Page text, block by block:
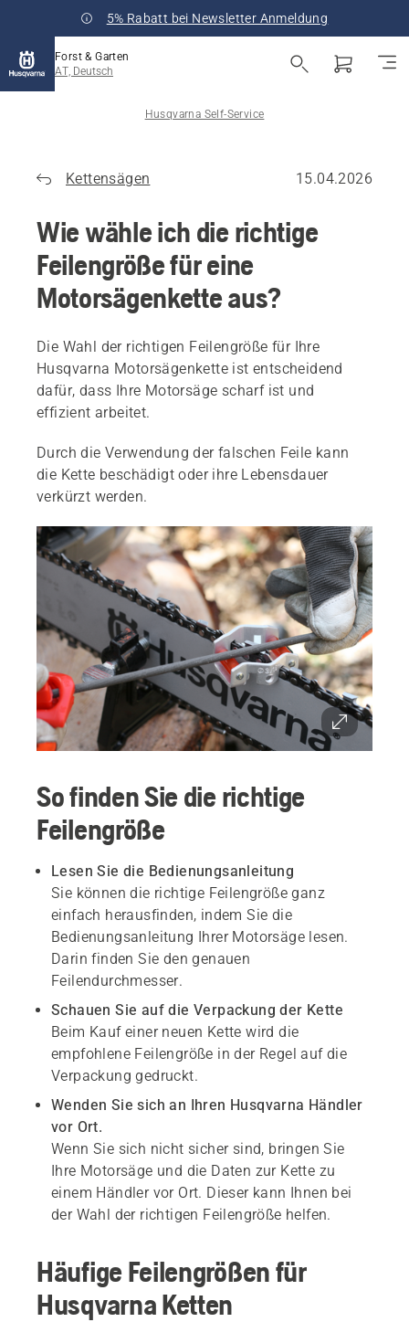
5% Rabatt bei Newsletter Anmeldung
Forst & Garten
AT, Deutsch
Husqvarna Self-Service
Kettensägen 15.04.2026
Wie wähle ich die richtige
Feilengröße für eine
Motorsägenkette aus?
Die Wahl der richtigen Feilengröße für Ihre
Husqvarna Motorsägenkette ist entscheidend
dafür, dass Ihre Motorsäge scharf ist und
effizient arbeitet.
Durch die Verwendung der falschen Feile kann
die Kette beschädigt oder ihre Lebensdauer
verkürzt werden.
So finden Sie die richtige
Feilengröße
Lesen Sie die Bedienungsanleitung
Sie können die richtige Feilengröße ganz
einfach herausfinden, indem Sie die
Bedienungsanleitung Ihrer Motorsäge lesen.
Darin finden Sie den genauen
Feilendurchmesser.
Schauen Sie auf die Verpackung der Kette
Beim Kauf einer neuen Kette wird die
empfohlene Feilengröße in der Regel auf die
Verpackung gedruckt.
Wenden Sie sich an Ihren Husqvarna Händler
vor Ort.
Wenn Sie sich nicht sicher sind, bringen Sie
Ihre Motorsäge und die Daten zur Kette zu
einem Händler vor Ort. Dieser kann Ihnen bei
der Wahl der richtigen Feilengröße helfen.
Häufige Feilengrößen für
Husqvarna Ketten